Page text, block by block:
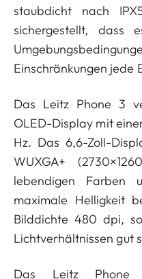
staubdicht nach
sichergestellt, dass
Einschränkungen jede
Das Leitz Phone 3
OLED-Display mit
Hz. Das 6,6-Zoll-
WUXGA+
lebendigen Farben
maximale Helligkeit
Bilddichte 480 dpi,
Lichtverhältnissen gut
Das Leitz